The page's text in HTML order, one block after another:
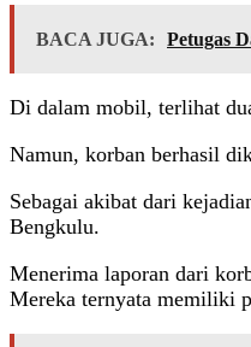
BACA JUGA: Petugas
Di dalam mobil, terlihat
Namun, korban berhasil
Sebagai akibat dari
Bengkulu.
Menerima laporan dari
Mereka ternyata memiliki